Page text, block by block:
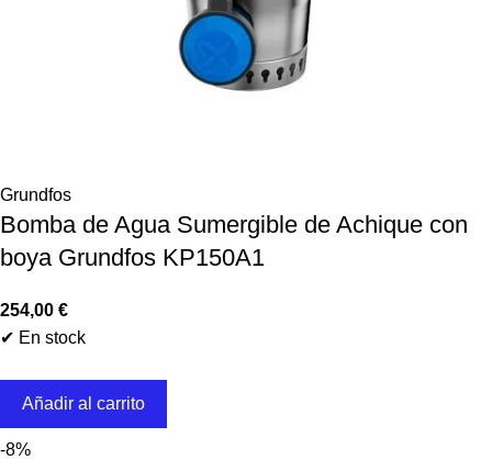
Grundfos
Bomba de Agua Sumergible de Achique con
boya Grundfos KP150A1
254,00 €
✔ En stock
Añadir al carrito
-8%